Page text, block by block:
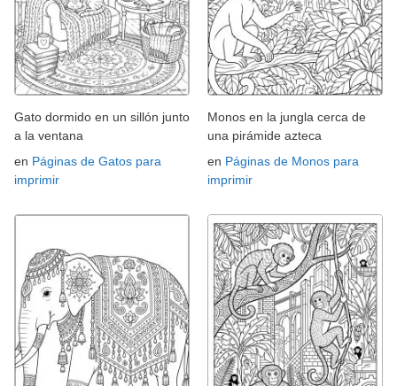
Gato dormido en un sillón junto
a la ventana
en Páginas de Gatos para
imprimir
Monos en la jungla cerca de
una pirámide azteca
en Páginas de Monos para
imprimir